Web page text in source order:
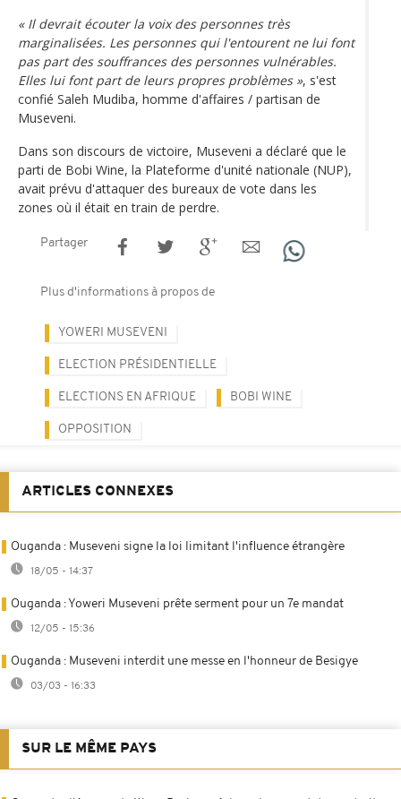
« Il devrait écouter la voix des personnes très
marginalisées. Les personnes qui l'entourent ne lui font
pas part des souffrances des personnes vulnérables.
Elles lui font part de leurs propres problèmes », s'est
confié Saleh Mudiba, homme d'affaires / partisan de
Museveni.
Dans son discours de victoire, Museveni a déclaré que le
parti de Bobi Wine, la Plateforme d'unité nationale (NUP),
avait prévu d'attaquer des bureaux de vote dans les
zones où il était en train de perdre.
Partager
Plus d'informations à propos de
YOWERI MUSEVENI
ELECTION PRÉSIDENTIELLE
ELECTIONS EN AFRIQUE BOBI WINE
OPPOSITION
ARTICLES CONNEXES
Ouganda : Museveni signe la loi limitant l'influence étrangère
18/05 - 14:37
Ouganda : Yoweri Museveni prête serment pour un 7e mandat
12/05 - 15:36
Ouganda : Museveni interdit une messe en l'honneur de Besigye
03/03 - 16:33
SUR LE MÊME PAYS